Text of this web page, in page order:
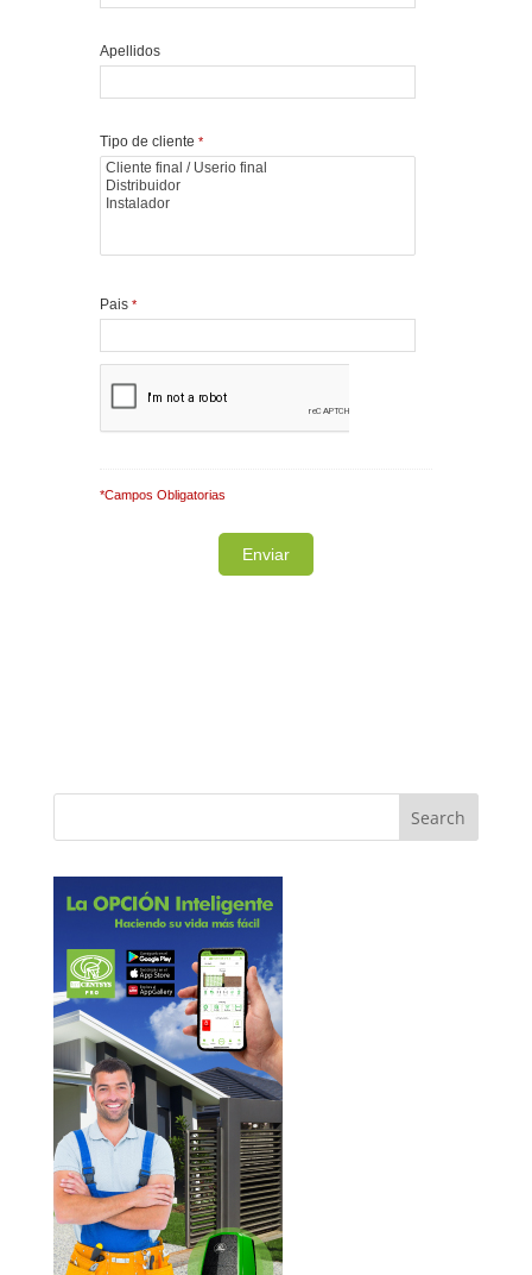
Apellidos
Tipo de cliente *
Pais *
*Campos Obligatorias